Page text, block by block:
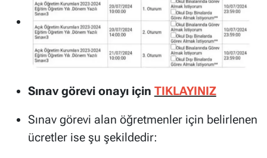
Sınav görevi onayı için TIKLAYINIZ
Sınav görevi alan öğretmenler için belirlenen
ücretler ise şu şekildedir: